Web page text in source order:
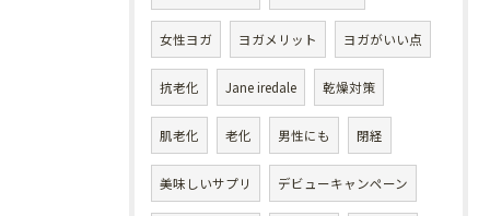
女性ヨガ ヨガメリット ヨガがいい点
抗老化 Jane iredale 乾燥対策
肌老化 老化 男性にも 閉経
美味しいサプリ デビューキャンペーン